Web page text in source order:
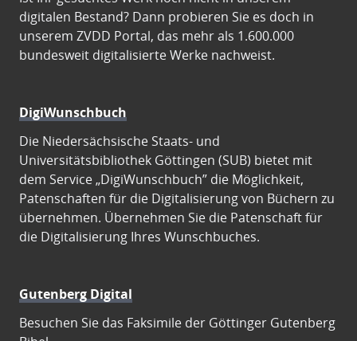
digitalen Bestand? Dann probieren Sie es doch in
unserem ZVDD Portal, das mehr als 1.600.000
bundesweit digitalisierte Werke nachweist.
DigiWunschbuch
Die Niedersächsische Staats- und
Universitätsbibliothek Göttingen (SUB) bietet mit
dem Service „DigiWunschbuch” die Möglichkeit,
Patenschaften für die Digitalisierung von Büchern zu
übernehmen. Übernehmen Sie die Patenschaft für
die Digitalisierung Ihres Wunschbuches.
Gutenberg Digital
Besuchen Sie das Faksimile der Göttinger Gutenberg